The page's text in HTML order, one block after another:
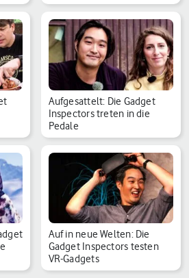
Aufgesattelt: Die Gadget
Inspectors treten in die
Pedale
Auf in neue Welten: Die
Gadget Inspectors testen
VR-Gadgets